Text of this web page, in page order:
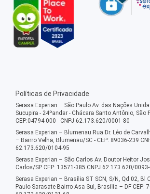
Políticas de Privacidade
Serasa Experian – São Paulo Av. das Nações
Sucupira - 24ºandar - Chácara Santo Antônio, São
CEP:04794-000 - CNPJ 62.173.620/0001-80
Serasa Experian – Blumenau Rua Dr. Léo de
– Bairro Velha, Blumenau/SC - CEP: 89036-239
62.173.620/0104-95
Serasa Experian – São Carlos Av. Doutor Heitor
Carlos/SP CEP: 13571-385 CNPJ 62.173.620/
Serasa Experian – Brasília ST SCN, S/N, Qd 02, Bl
Paulo Sarasate Bairro Asa Sul, Brasília – DF CEP: